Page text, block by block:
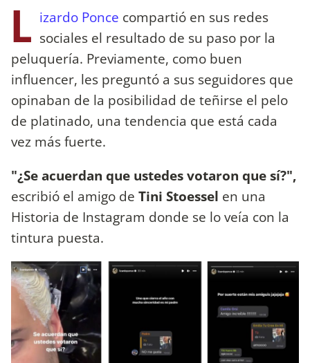
L izardo Ponce compartió en sus redes
sociales el resultado de su paso por la
peluquería. Previamente, como buen
influencer, les preguntó a sus seguidores que
opinaban de la posibilidad de teñirse el pelo
de platinado, una tendencia que está cada
vez más fuerte.
"¿Se acuerdan que ustedes votaron que sí?",
escribió el amigo de Tini Stoessel en una
Historia de Instagram donde se lo veía con la
tintura puesta.